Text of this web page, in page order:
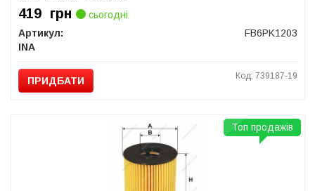
419 грн
сьогодні
Артикул:
FB6PK1203
INA
ПРИДБАТИ Код: 739187-19
Топ продажів